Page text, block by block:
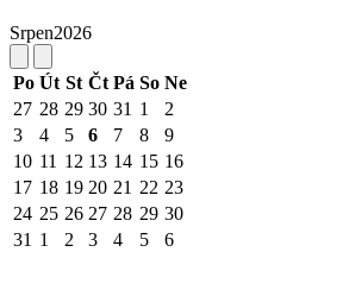
Srpen2026
Po Út St Čt Pá So Ne
27 28 29 30 31 1
2
3
4 5 6 7 8
9
10 11 12 13 14 15 16
17 18 19 20 21 22 23
24 25 26 27 28 29 30
31 1 2 3 4 5 6